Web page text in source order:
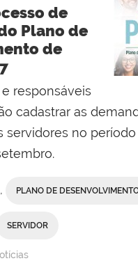
de
Plano de
de
responsáveis
cadastrar as
servidores no período
PLANO DE
SERVIDOR